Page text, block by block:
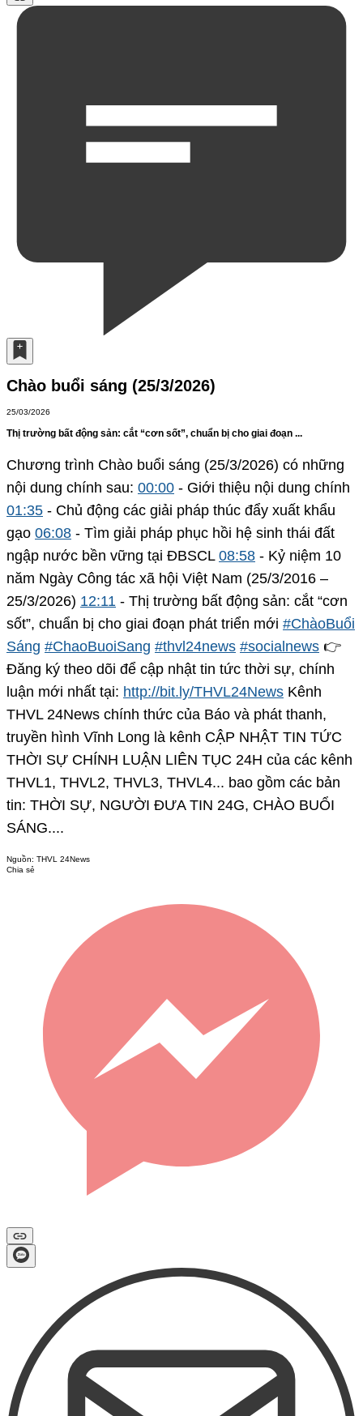
Chào buổi sáng (25/3/2026)
25/03/2026
Thị trường bất động sản: cắt “cơn sốt”, chuẩn bị cho giai đoạn ...
Chương trình Chào buổi sáng (25/3/2026) có những
nội dung chính sau: 00:00 - Giới thiệu nội dung chính
01:35 - Chủ động các giải pháp thúc đẩy xuất khẩu
gạo 06:08 - Tìm giải pháp phục hồi hệ sinh thái đất
ngập nước bền vững tại ĐBSCL 08:58 - Kỷ niệm 10
năm Ngày Công tác xã hội Việt Nam (25/3/2016 –
25/3/2026) 12:11 - Thị trường bất động sản: cắt “cơn
sốt”, chuẩn bị cho giai đoạn phát triển mới #ChàoBuổi
Sáng #ChaoBuoiSang #thvl24news #socialnews 👉
Đăng ký theo dõi để cập nhật tin tức thời sự, chính
luận mới nhất tại: http://bit.ly/THVL24News Kênh
THVL 24News chính thức của Báo và phát thanh,
truyền hình Vĩnh Long là kênh CẬP NHẬT TIN TỨC
THỜI SỰ CHÍNH LUẬN LIÊN TỤC 24H của các kênh
THVL1, THVL2, THVL3, THVL4... bao gồm các bản
tin: THỜI SỰ, NGƯỜI ĐƯA TIN 24G, CHÀO BUỔI
SÁNG....
Nguồn: THVL 24News
Chia sẻ